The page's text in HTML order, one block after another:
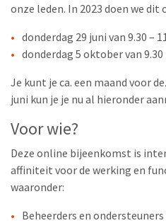
onze leden. In 2023 doen we dit
donderdag 29 juni van 9.30 –
donderdag 5 oktober van
Je kunt je ca. een maand voor
juni kun je je nu al hieronder
Voor wie?
Deze online bijeenkomst is
affiniteit voor de werking en
waaronder:
Beheerders en